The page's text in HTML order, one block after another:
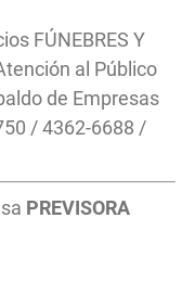
FÚNEBRES Y
al Público
de Empresas
/ 4362-6688 /
PREVISORA